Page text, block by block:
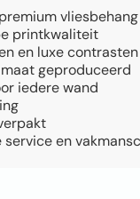
printkwaliteit
en luxe contrasten
geproduceerd
iedere wand
service en